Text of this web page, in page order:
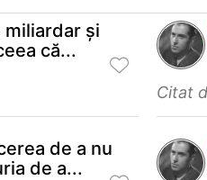
şi
că...
Citat
de a nu
de a...